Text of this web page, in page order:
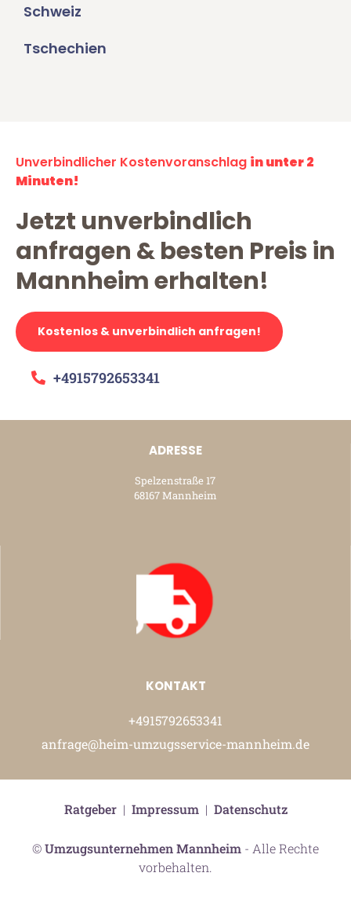
Schweiz
Tschechien
Unverbindlicher Kostenvoranschlag in unter 2
Minuten!
Jetzt unverbindlich
anfragen & besten Preis in
Mannheim erhalten!
Kostenlos & unverbindlich anfragen!
+4915792653341
ADRESSE
Spelzenstraße 17
68167 Mannheim
KONTAKT
+4915792653341
anfrage@heim-umzugsservice-mannheim.de
©Umzugsunternehmen Mannheim - Alle Rechte
vorbehalten.
Ratgeber| Impressum| Datenschutz